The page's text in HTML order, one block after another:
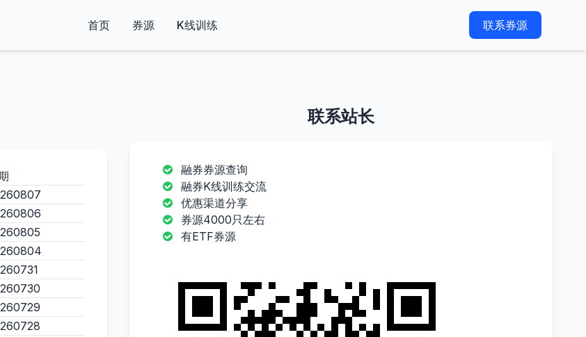
首页 券源 K线训练 联系券源
联系站长
融券券源查询
融券K线训练交流
优惠渠道分享
券源4000只左右
有ETF券源